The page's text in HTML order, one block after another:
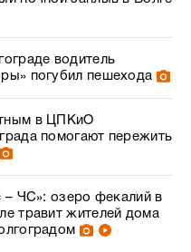
водитель
погубил пешехода
в ЦПКиО
помогают пережить
– ЧС»: озеро фекалий в
травит жителей дома